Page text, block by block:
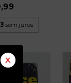
X
sem juros